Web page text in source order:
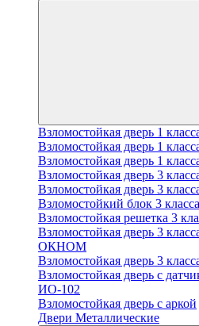
Взломостойкая дверь 1
Взломостойкая дверь 1
Взломостойкая дверь 1
Взломостойкая дверь 3
Взломостойкая дверь 3
Взломостойкий блок 3
Взломостойкая решетка 3
Взломостойкая дверь 3
ОКНОМ
Взломостойкая дверь 3
Взломостойкая дверь с
ИО-102
Взломостойкая дверь с аркой
Двери Металлические